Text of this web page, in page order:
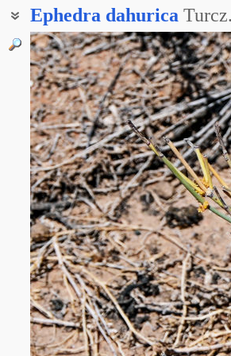
Ephedra dahurica Turcz.
Хвойник китайский
Хвойник ложнодвуколосковый
Хвойник ложнодвухколосковый
Эфедра даурская
Эфедра китайская
Эфедра ложнодвуколосковая